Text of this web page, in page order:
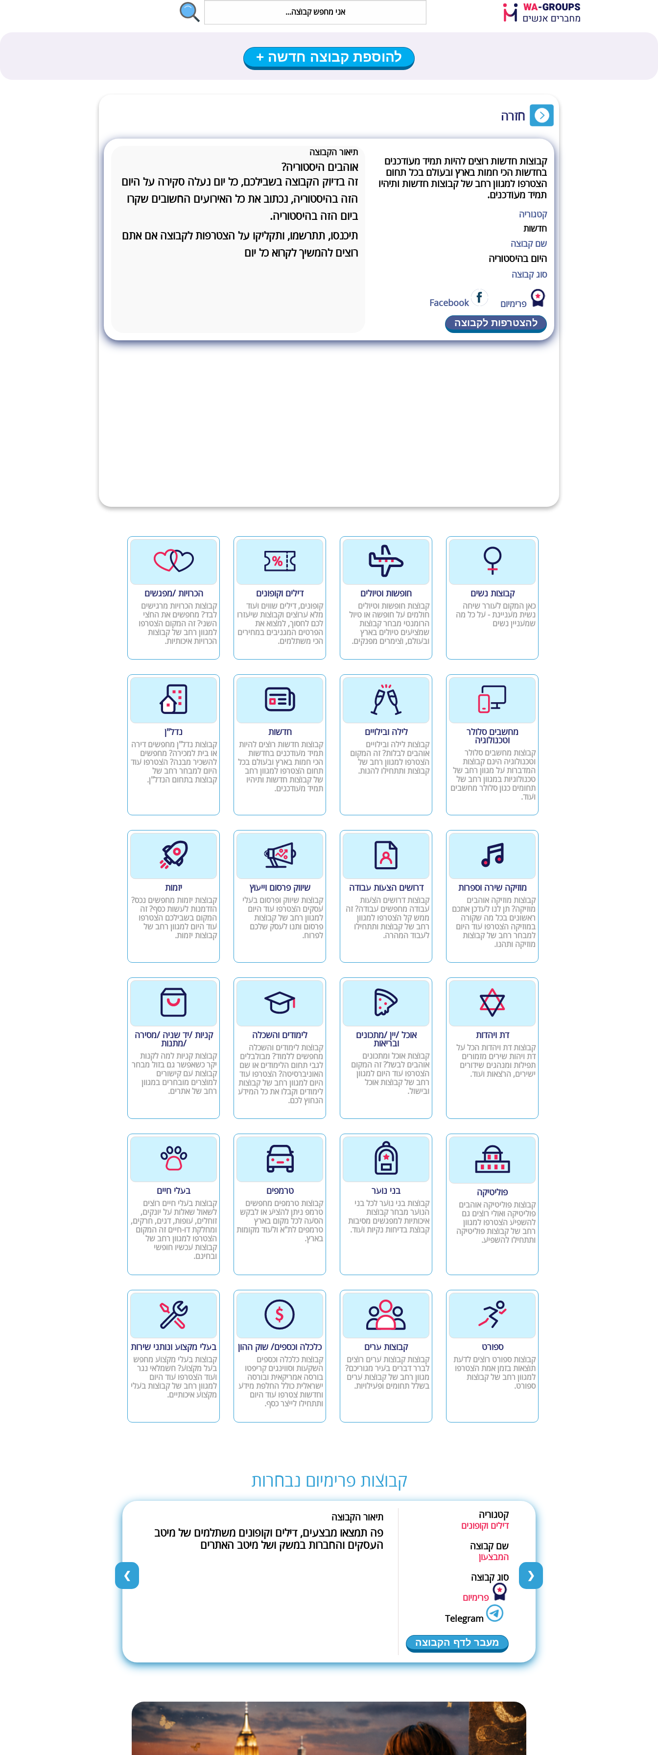
להוספת קבוצה חדשה +
חזרה
קבוצות חדשות רוצים להיות תמיד מעודכנים
בחדשות הכי חמות בארץ ובעולם בכל תחום
הצטרפו למגוון רחב של קבוצות חדשות ותיהיו
תמיד מעודכנים.
קטגוריה
חדשות
שם קבוצה
היום בהיסטוריה
סוג קבוצה
פרימיום
Facebook
להצטרפות לקבוצה
תיאור הקבוצה
אוהבים היסטוריה?
זה בדיוק הקבוצה בשבילכם, כל יום נעלה סקירה על היום
הזה בהיסטוריה, נכתוב את כל האירועים החשובים שקרו
ביום הזה בהיסטוריה.
תיכנסו, תתרשמו, ותקליקו על הצטרפות לקבוצה אם אתם
רוצים להמשיך לקרוא כל יום
קבוצות נשים
כאן המקום לעורר שיחה
נשית מעניינת - על כל מה
שמעניין נשים
חופשות וטיולים
קבוצות חופשות וטיולים
חולמים על חופשה או טיול
הרומנטי מבחר קבוצות
שמציעים טיולים בארץ
ובעולם, וצימרים מפנקים.
דילים וקופונים
קופונים, דילים שווים ועוד
מלא ערוצים וקבוצות שיעזרו
לכם לחסוך, למצוא את
הפרטים המגניבים במחירים
הכי משתלמים.
הכרויות /מפגשים
קבוצות הכרויות מרגישים
לבד? מחפשים את החצי
השני? זה המקום הצטרפו
למגוון רחב של קבוצות
הכרויות איכותיות.
מחשבים סלולר
וטכנולוגיה
קבוצות מחשבים סלולר
וטכנולוגיה הינם קבוצות
המדברות על מגוון רחב של
טכנולוגיות במגוון רחב של
תחומים כגון סלולר מחשבים
ועוד.
לילה ובילויים
קבוצות לילה ובילויים
אוהבים לבלות? זה המקום
הצטרפו למגוון רחב של
קבוצות ותתחילו להנות.
חדשות
קבוצות חדשות רוצים להיות
תמיד מעודכנים בחדשות
הכי חמות בארץ ובעולם בכל
תחום הצטרפו למגוון רחב
של קבוצות חדשות ותיהיו
תמיד מעודכנים.
נדל"ן
קבוצות נדל"ן מחפשים דירה
או בית למכירה? מחפשים
להשכיר מבנה? הצטרפו עוד
היום למבחר רחב של
קבוצות בתחום הנדל"ן.
מוזיקה שירה וספרות
קבוצות מוזיקה אוהבים
מוזיקה? תן לנו לעדכן אתכם
ראשונים בכל מה שקורה
במוזיקה הצטרפו עוד היום
למבחר רחב של קבוצות
מוזיקה ותהנו.
דרושים הצעות עבודה
קבוצות דרושים הצעות
עבודה מחפשים עבודה? זה
ממש קל הצטרפו למגוון
רחב של קבוצות ותתחילו
לעבוד המהרה.
שיווק פרסום וייעוץ
קבוצות שיווק ופרסום בעלי
עסקים הצטרפו עוד היום
למגוון רחב של קבוצות
פרסום ותנו לעסק שלכם
לפרוח.
יזמות
קבוצות יזמות מחפשים נכס?
הזדמנות לעשות כסף? זה
המקום בשבילכם הצטרפו
עוד היום למגוון רחב של
קבוצות יזמות.
דת ויהדות
קבוצות דת ויהדות הכל על
דת ויהות שירים מזמורים
תפילות ומנהגים שידורים
ישירים, הרצאות ועוד.
אוכל /יין /מתכונים
ובריאות
קבוצות אוכל ומתכונים
אוהבים לבשל? זה המקום
הצטרפו עוד היום למגוון
רחב של קבוצות אוכל
ובישול.
לימודים והשכלה
קבוצות לימודים והשכלה
מחפשים ללמוד? מבולבלים
לגבי תחום הלימודים או שם
האוניברסיטה? הצטרפו עוד
היום למגוון רחב של קבוצות
לימודים וקבלו את כל המידע
הנחוץ לכם.
קניות /יד שניה /מסירה
/מתנות
קבוצות קניות למה לקנות
יקר כשאפשר גם בזול מבחר
קבוצות עם קישורים
למוצרים מובחרים במגוון
רחב של אתרים.
פוליטיקה
קבוצות פוליטיקה אוהבים
פוליטיקה ואולי רוצים גם
להשפיע הצטרפו למגוון
רחב של קבוצות פוליטיקה
ותתחילו להשפיע.
בני נוער
קבוצות בני נוער לכל בני
הנוער מבחר קבוצות
איכותיות למפגשים מסיבות
קבוצת בדיחות נקיות ועוד.
טרמפים
קבוצות טרמפים מחפשים
טרמפ ניתן להציע או לבקש
הסעה לכל מקום בארץ
טרמפים לת"א ולעוד מקומות
בארץ.
בעלי חיים
קבוצות בעלי חיים רוצים
לשאול שאלות על יונקים,
זוחלים, עופות, דגים, חרקים,
ומחלקת דו-חיים זה המקום
הצטרפו למגוון רחב של
קבוצות עכשיו חופשי
ובחינם.
ספורט
קבוצות ספורט רוצים לדעת
תוצאות בזמן אמת הצטרפו
למגוון רחב של קבוצות
ספורט.
קבוצות ערים
קבוצות קבוצות ערים רוצים
לברר דברים בעיר מגוריכם?
מגוון רחב של קבוצות ערים
בשלל תחומים ופעילויות.
כלכלה וכספים/ שוק ההון
קבוצות כלכלה וכספים
השקעות וסווינגים קריפטו
בורסה אמריקאית ובורסה
ישראלית כולל החלפת מידע
וחדשות צטרפו עוד היום
ותתחילו לייצר כסף.
בעלי מקצוע ונותני שירות
קבוצות בעלי מקצוע מחפש
בעל מקצוע? חשמלאי נגר
ועוד הצטרפו עוד היום
למגוון רחב של קבוצות בעלי
מקצוע איכותיים.
קבוצות פרימיום נבחרות
קטגוריה
דילים וקופונים
שם קבוצה
המבצעון
סוג קבוצה
פרימיום
Telegram
מעבר לדף הקבוצה
תיאור הקבוצה
פה תמצאו מבצעים, דילים וקופונים משתלמים של מיטב
העסקים והחברות במשק ושל מיטב האתרים
❮ ❯